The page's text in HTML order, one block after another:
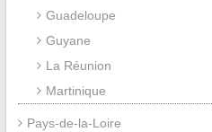
Guadeloupe
Guyane
La Réunion
Martinique
Pays-de-la-Loire